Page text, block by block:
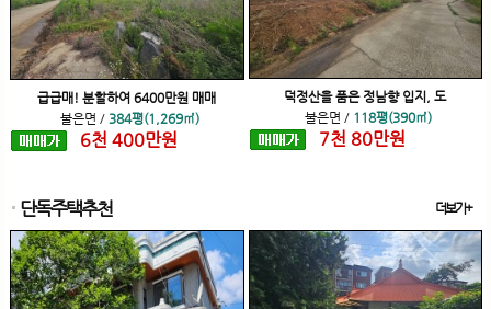
급급매! 분할하여 6400만원 매매
불은면 / 384평(1,269㎡)
6천 400만원
덕정산을 품은 정남향 입지, 도
불은면 / 118평(390㎡)
7천 80만원
단독주택추천 더보기+